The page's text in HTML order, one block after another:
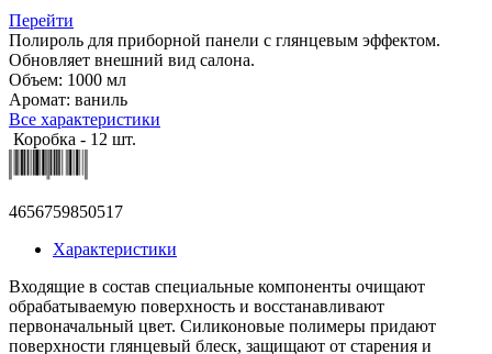
Перейти
Полироль для приборной панели с глянцевым эффектом.
Обновляет внешний вид салона.
Объем: 1000 мл
Аромат: ваниль
Все характеристики
Коробка - 12 шт.
4656759850517
Характеристики
Входящие в состав специальные компоненты очищают
обрабатываемую поверхность и восстанавливают
первоначальный цвет. Силиконовые полимеры придают
поверхности глянцевый блеск, защищают от старения и